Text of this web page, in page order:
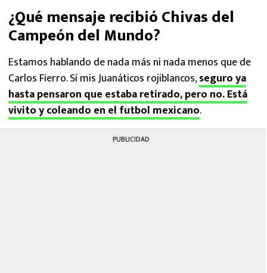
¿Qué mensaje recibió Chivas del
Campeón del Mundo?
Estamos hablando de nada más ni nada menos que de
Carlos Fierro. Sí mis Juanáticos rojiblancos,seguro ya
hasta pensaron que estaba retirado, pero no. Está
vivito y coleando en el futbol mexicano.
PUBLICIDAD